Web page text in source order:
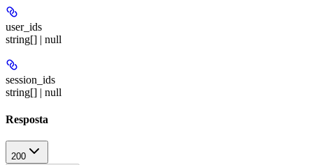
user_ids
string[] | null
session_ids
string[] | null
Resposta
200